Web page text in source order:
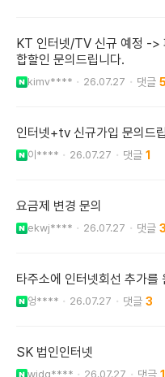
KT 인터넷/TV 신규 예정 ->
합할인 문의드립니다.
kimv**** 26.07.27 5
인터넷+tv 신규가입 문의드
이**** 26.07.27 1
요금제 변경 문의
ekwj**** 26.07.27 3
타주소에 인터넷회선 추가를
엉**** 26.07.27 3
SK 법인인터넷
wjdg**** 26.07.27 1